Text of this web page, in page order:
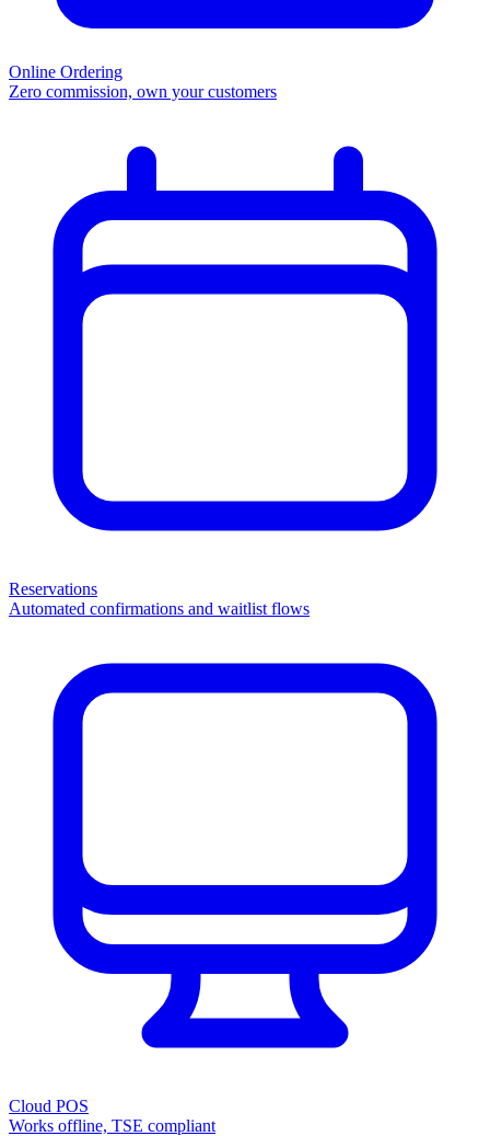
Online Ordering
Zero commission, own your customers
Reservations
Automated confirmations and waitlist flows
Cloud POS
Works offline, TSE compliant